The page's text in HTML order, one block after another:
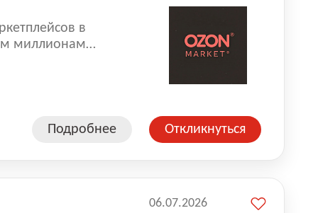
в
миллионам
сети, где
Ozon
Подробнее Откликнуться
06.07.2026